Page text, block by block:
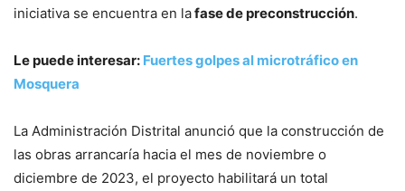
iniciativa se encuentra en lafase de preconstrucción.
Le puede interesar: Fuertes golpes al microtráfico en
Mosquera
La Administración Distrital anunció que la construcción de
las obras arrancaría hacia el mes de noviembre o
diciembre de 2023, el proyecto habilitará un total